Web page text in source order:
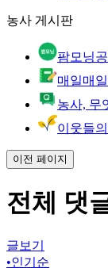
농사 게시판
팜모닝
매일매
농사, 무
이웃들
이전 페이지
전체 댓
글보기
•인기순